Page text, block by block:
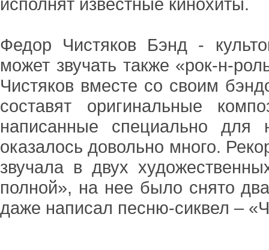
Федор Чистяков Бэнд -
может звучать также «рок-н-
Чистяков вместе со своим
составят оригинальные
написанные специально для
оказалось довольно много.
звучала в двух
полной», на нее было снято
даже написал песню-сиквел –